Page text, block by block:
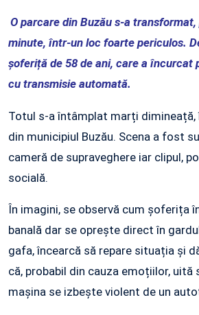
O parcare din Buzău s-a
minute, într-un loc foarte periculos.
șoferiță de 58 de ani, care a încurcat
cu transmisie automată.
Totul s-a întâmplat marți dimineață,
din municipiul Buzău. Scena a fost
cameră de supraveghere iar clipul,
socială.
În imagini, se observă cum șoferița
banală dar se oprește direct în
gafa, încearcă să repare situația și
că, probabil din cauza emoțiilor, uită
mașina se izbește violent de un